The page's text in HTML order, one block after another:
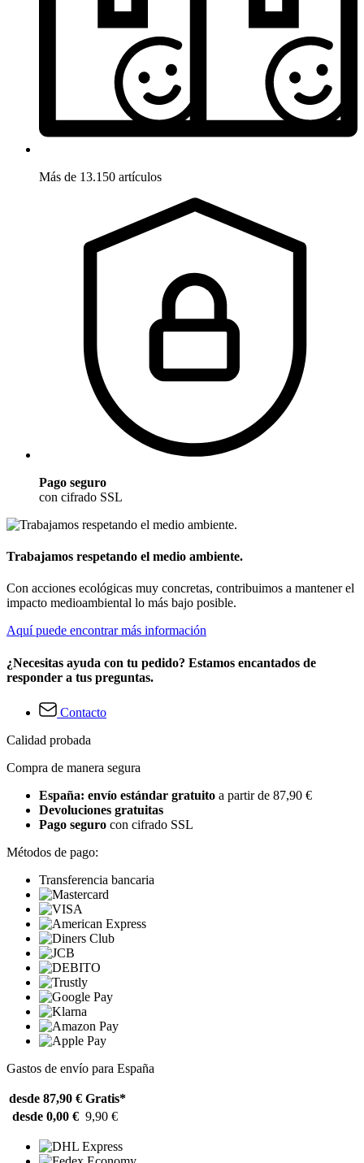
Más de 13.150 artículos
Pago seguro
con cifrado SSL
Trabajamos respetando el medio ambiente.
Con acciones ecológicas muy concretas, contribuimos a mantener el
impacto medioambiental lo más bajo posible.
Aquí puede encontrar más información
¿Necesitas ayuda con tu pedido? Estamos encantados de
responder a tus preguntas.
Contacto
Calidad probada
Compra de manera segura
España: envío estándar gratuito a partir de 87,90 €
Devoluciones gratuitas
Pago seguro con cifrado SSL
Métodos de pago:
Transferencia bancaria
Gastos de envío para España
desde 87,90 € Gratis*
desde 0,00 € 9,90 €